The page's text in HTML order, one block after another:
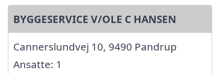
BYGGESERVICE V/OLE C HANSEN
Cannerslundvej 10, 9490 Pandrup
Ansatte: 1